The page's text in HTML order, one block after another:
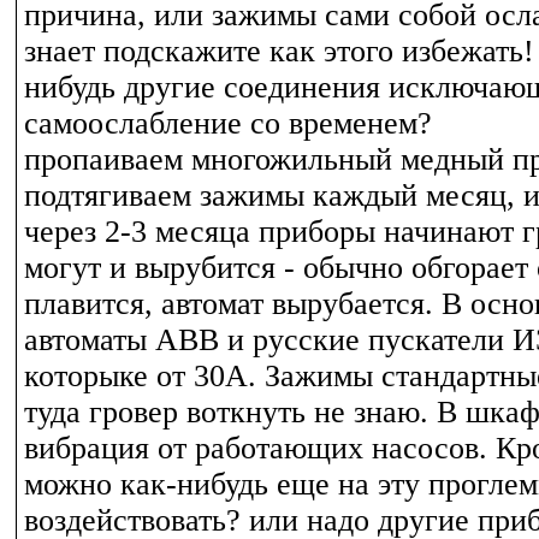
причина, или зажимы сами собой
знает подскажите как этого
нибудь другие соединения
самоослабление со временем?
пропаиваем многожильный медный
подтягиваем зажимы каждый месяц,
через 2-3 месяца приборы начинают
могут и вырубится - обычно обгорает
плавится, автомат вырубается. В
автоматы АВВ и русские пускатели
которыке от 30А. Зажимы
туда гровер воткнуть не знаю. В
вибрация от работающих насосов.
можно как-нибудь еще на эту
воздействовать? или надо другие